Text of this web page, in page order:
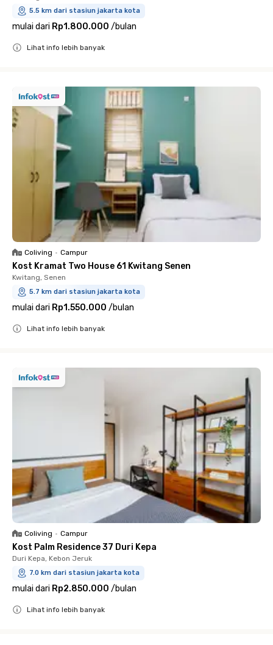
5.5 km dari stasiun jakarta kota
mulai dari Rp1.800.000 /bulan
Lihat info lebih banyak
Coliving • Campur
Kost Kramat Two House 61 Kwitang Senen
Kwitang, Senen
5.7 km dari stasiun jakarta kota
mulai dari Rp1.550.000 /bulan
Lihat info lebih banyak
Coliving • Campur
Kost Palm Residence 37 Duri Kepa
Duri Kepa, Kebon Jeruk
7.0 km dari stasiun jakarta kota
mulai dari Rp2.850.000 /bulan
Lihat info lebih banyak